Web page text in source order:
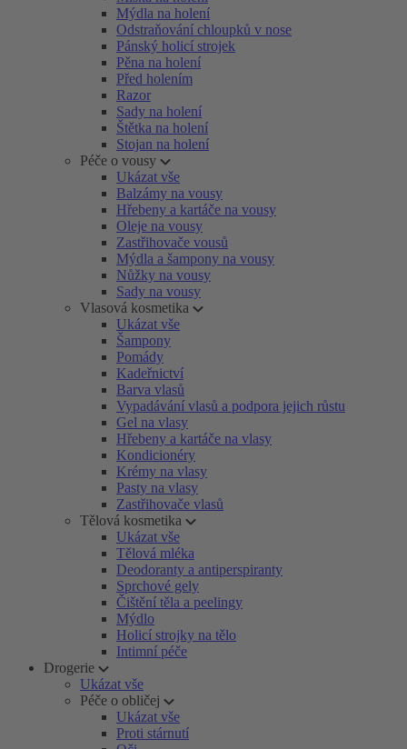
Mýdla na holení
Odstraňování chloupků v nose
Pánský holicí strojek
Pěna na holení
Před holením
Razor
Sady na holení
Štětka na holení
Stojan na holení
Péče o vousy
Ukázat vše
Balzámy na vousy
Hřebeny a kartáče na vousy
Oleje na vousy
Zastřihovače vousů
Mýdla a šampony na vousy
Nůžky na vousy
Sady na vousy
Vlasová kosmetika
Ukázat vše
Šampony
Pomády
Kadeřnictví
Barva vlasů
Vypadávání vlasů a podpora jejich růstu
Gel na vlasy
Hřebeny a kartáče na vlasy
Kondicionéry
Krémy na vlasy
Pasty na vlasy
Zastřihovače vlasů
Tělová kosmetika
Ukázat vše
Tělová mléka
Deodoranty a antiperspiranty
Sprchové gely
Čištění těla a peelingy
Mýdlo
Holicí strojky na tělo
Intimní péče
Drogerie
Ukázat vše
Péče o obličej
Ukázat vše
Proti stárnutí